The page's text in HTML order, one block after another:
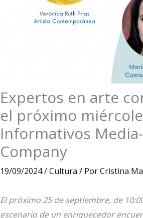
Expertos en arte
el próximo
Informativos
Company
19/09/2024/Cultura / PorCristina
El próximo 25 de septiembre, de
escenario de un enriquecedor